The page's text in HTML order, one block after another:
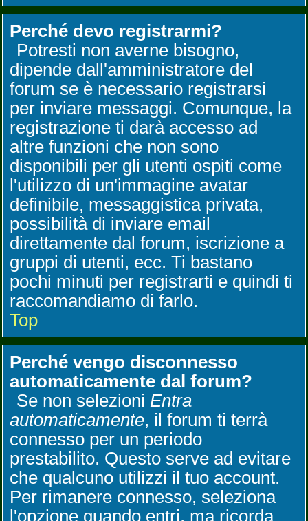
Perché devo registrarmi?
Potresti non averne bisogno,
dipende dall'amministratore del
forum se è necessario registrarsi
per inviare messaggi. Comunque, la
registrazione ti darà accesso ad
altre funzioni che non sono
disponibili per gli utenti ospiti come
l'utilizzo di un'immagine avatar
definibile, messaggistica privata,
possibilità di inviare email
direttamente dal forum, iscrizione a
gruppi di utenti, ecc. Ti bastano
pochi minuti per registrarti e quindi ti
raccomandiamo di farlo.
Top
Perché vengo disconnesso
automaticamente dal forum?
Se non selezioni Entra
automaticamente, il forum ti terrà
connesso per un periodo
prestabilito. Questo serve ad evitare
che qualcuno utilizzi il tuo account.
Per rimanere connesso, seleziona
l'opzione quando entri, ma ricorda